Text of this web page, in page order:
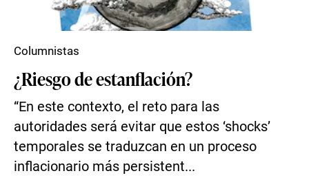
¿Riesgo de estanflación?
“En este contexto, el reto para las
autoridades será evitar que estos ‘shocks’
temporales se traduzcan en un proceso
inflacionario más persistent...
Columnistas